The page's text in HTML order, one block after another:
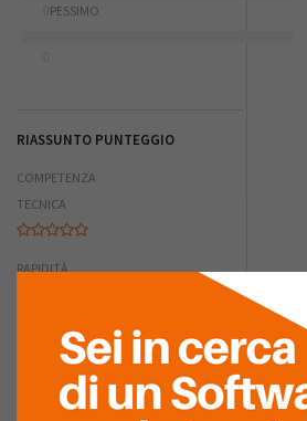
PESSIMO
RIASSUNTO PUNTEGGIO
COMPETENZA
TECNICA
RAPIDITÀ
QUALITÀ DEL
SERVIZIO